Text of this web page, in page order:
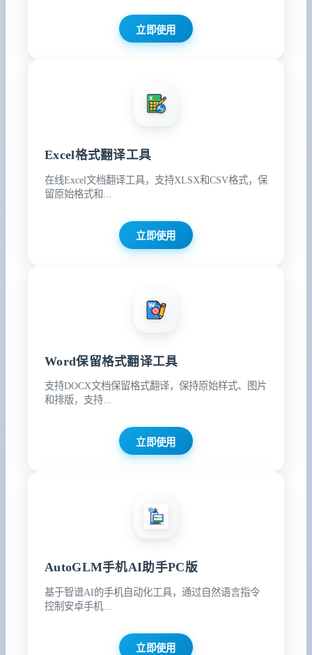
立即使用
Excel格式翻译工具
在线Excel文档翻译工具，支持XLSX和CSV格式，保
留原始格式和...
立即使用
Word保留格式翻译工具
支持DOCX文档保留格式翻译，保持原始样式、图片
和排版，支持...
立即使用
AutoGLM手机AI助手PC版
基于智谱AI的手机自动化工具，通过自然语言指令
控制安卓手机...
立即使用